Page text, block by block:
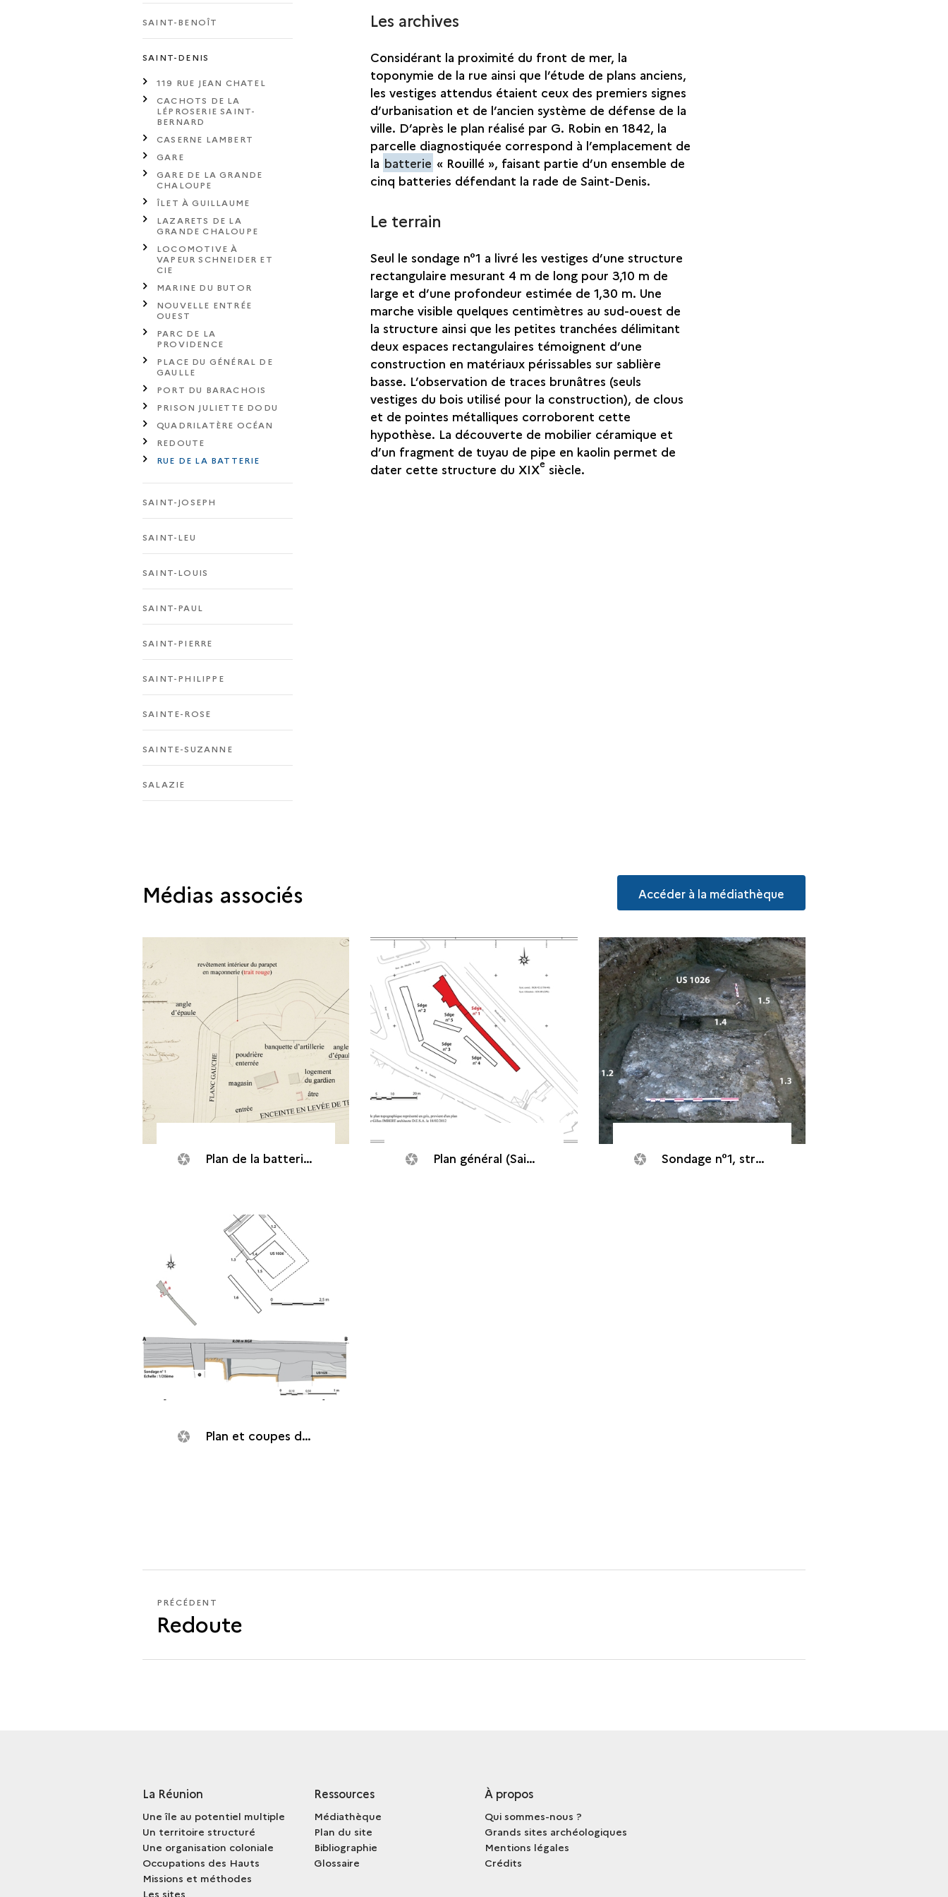
SAINT-BENOÎT
SAINT-DENIS
119 RUE JEAN CHATEL
CACHOTS DE LA
LÉPROSERIE SAINT-
BERNARD
CASERNE LAMBERT
GARE
GARE DE LA GRANDE
CHALOUPE
ÎLET À GUILLAUME
LAZARETS DE LA
GRANDE CHALOUPE
LOCOMOTIVE À
VAPEUR SCHNEIDER ET
CIE
MARINE DU BUTOR
NOUVELLE ENTRÉE
OUEST
PARC DE LA
PROVIDENCE
PLACE DU GÉNÉRAL DE
GAULLE
PORT DU BARACHOIS
PRISON JULIETTE DODU
QUADRILATÈRE OCÉAN
REDOUTE
RUE DE LA BATTERIE
SAINT-JOSEPH
SAINT-LEU
SAINT-LOUIS
SAINT-PAUL
SAINT-PIERRE
SAINT-PHILIPPE
SAINTE-ROSE
SAINTE-SUZANNE
SALAZIE
Les archives
Considérant la proximité du front de mer, la
toponymie de la rue ainsi que l’étude de plans anciens,
les vestiges attendus étaient ceux des premiers signes
d’urbanisation et de l’ancien système de défense de la
ville. D’après le plan réalisé par G. Robin en 1842, la
parcelle diagnostiquée correspond à l’emplacement de
la batterie « Rouillé », faisant partie d’un ensemble de
cinq batteries défendant la rade de Saint-Denis.
Le terrain
Seul le sondage n°1 a livré les vestiges d’une structure
rectangulaire mesurant 4 m de long pour 3,10 m de
large et d’une profondeur estimée de 1,30 m. Une
marche visible quelques centimètres au sud-ouest de
la structure ainsi que les petites tranchées délimitant
deux espaces rectangulaires témoignent d’une
construction en matériaux périssables sur sablière
basse. L’observation de traces brunâtres (seuls
vestiges du bois utilisé pour la construction), de clous
et de pointes métalliques corroborent cette
hypothèse. La découverte de mobilier céramique et
d’un fragment de tuyau de pipe en kaolin permet de
dater cette structure du XIXe siècle.
Médias associés Accéder à la médiathèque
Plan de la batterie N°5 dite Rouillée Plan général (Saint-Denis, Rue de la Batterie, 2018) Sondage n°1, structure F1 (Saint-Denis, Rue de la Batterie, 2018)
Plan et coupes de la structure F1 (Saint-Denis, Rue de la Batterie, 2018)
PRÉCÉDENT
PRÉCÉDENT
Redoute
La Réunion
Une île au potentiel multiple
Un territoire structuré
Une organisation coloniale
Occupations des Hauts
Missions et méthodes
Les sites
Ressources
Médiathèque
Plan du site
Bibliographie
Glossaire
À propos
Qui sommes-nous ?
Grands sites archéologiques
Mentions légales
Crédits